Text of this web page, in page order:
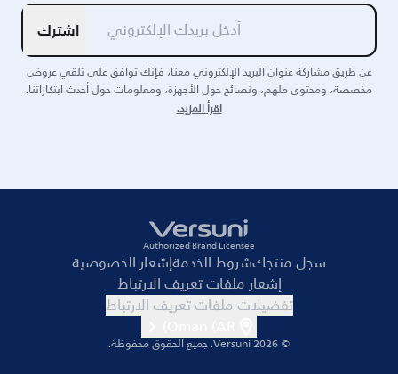
اشترك
عن طريق مشاركة عنوان البريد الإلكتروني معنا، فإنك توافق على تلقي عروض
مخصصة، ومحتوى ملهم، ونصائح حول الأجهزة، ومعلومات حول أحدث ابتكاراتنا.
اقرأ المزيد.
Authorized Brand Licensee
سجل منتجكشروط الخدمةإشعار الخصوصية
إشعار ملفات تعريف الارتباط
تفضيلات ملفات تعريف الارتباط
© 2026 Versuni. جميع الحقوق محفوظة.